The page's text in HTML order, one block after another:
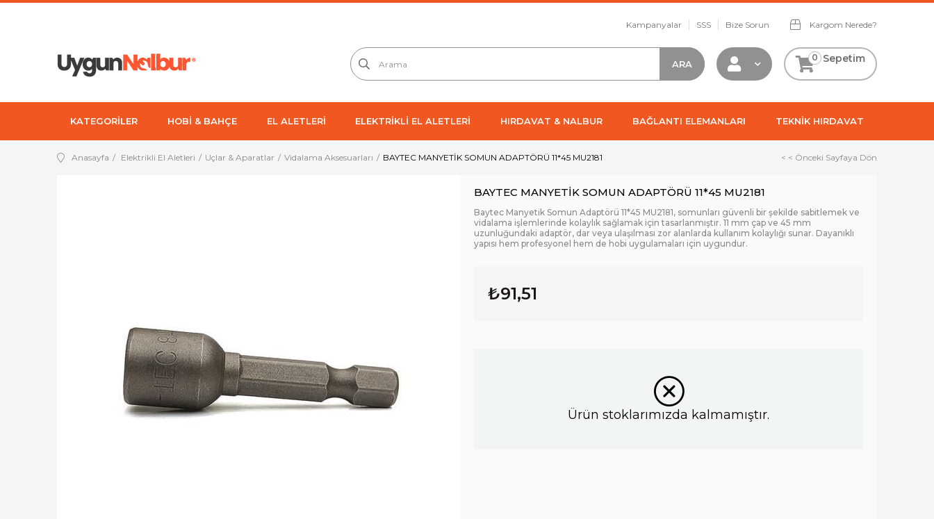
Kampanyalar SSS Bize Sorun Kargom Nerede?
Sepetim
0
KATEGORİLER HOBİ & BAHÇE EL ALETLERİ ELEKTRİKLİ EL ALETLERİ HIRDAVAT & NALBUR BAĞLANTI ELEMANLARI TEKNİK HIRDAVAT
Anasayfa Elektrikli El Aletleri Uçlar & Aparatlar Vidalama Aksesuarları BAYTEC MANYETİK SOMUN ADAPTÖRÜ 11*45 MU2181 < < Önceki Sayfaya Dön
BAYTEC MANYETİK SOMUN ADAPTÖRÜ 11*45 MU2181
Baytec Manyetik Somun Adaptörü 11*45 MU2181, somunları güvenli bir şekilde sabitlemek ve
vidalama işlemlerinde kolaylık sağlamak için tasarlanmıştır. 11 mm çap ve 45 mm
uzunluğundaki adaptör, dar veya ulaşılması zor alanlarda kullanım kolaylığı sunar. Dayanıklı
yapısı hem profesyonel hem de hobi uygulamaları için uygundur.
₺91,51
Ürün stoklarımızda kalmamıştır.